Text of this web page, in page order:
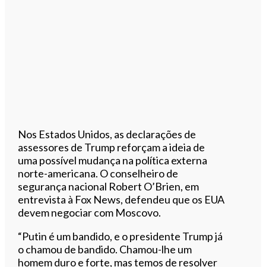
Nos Estados Unidos, as declarações de
assessores de Trump reforçam a ideia de
uma possível mudança na política externa
norte-americana. O conselheiro de
segurança nacional Robert O’Brien, em
entrevista à Fox News, defendeu que os EUA
devem negociar com Moscovo.
“Putin é um bandido, e o presidente Trump já
o chamou de bandido. Chamou-lhe um
homem duro e forte, mas temos de resolver